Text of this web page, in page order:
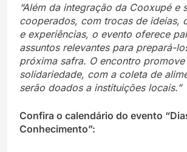
“Além da integração da Cooxupé e
cooperados, com trocas de ideias,
e experiências, o evento oferece
assuntos relevantes para prepará-
próxima safra. O encontro promove
solidariedade, com a coleta de
serão doados a instituições locais.”
Confira o calendário do evento
Conhecimento”: